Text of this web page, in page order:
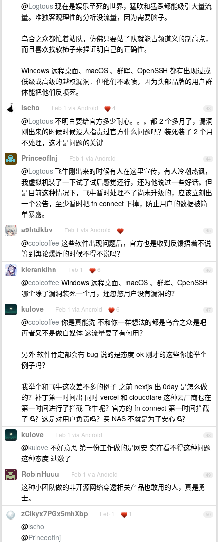
@Logtous 现在是娱乐至死的世界，猛吹和猛踩都能吸引大量流
量。唯独客观理性的分析没流量，因为需要脑子。
乌合之众都忙着站队，仿佛只要站了队就能占领道义的制高点，
而且喜欢找软柿子来捏证明自己的正确性。
Windows 远程桌面、macOS 、群晖、OpenSSH 都有出现过或
低级或高级的越权漏洞，但他们不敢喷，因为头部品牌的用户群
体能把他们反喷死。
43
lscho Feb 1 via Android 4
@Logtous 不明白要给官方多少耐心。。。都 2 个多月了，漏洞
刚出来的时候时候没人指责过官方什么问题吧？装死装了 2 个月
不处理，这才是问题的关键
44
PrinceofInj Feb 1 via Android
@Logtous 飞牛刚出来的时候有人在这里宣传，有人冷嘲热讽，
我虚拟机装了一下试了试后感觉还行，还为他说过一些好话。但
是目前这种情况下，飞牛暂时处理不了尚未升级的，应该立刻出
一个公告，至少暂时把 fn connect 下掉，防止用户的数据被简
单暴露。
45
a9htdkbv Feb 1 via Android 1
@coolcoffee 这些软件出现问题后，官方也是收到反馈捂着不说
等到舆论爆炸的时候不得不说吗？
46
kierankihn Feb 1 6
@coolcoffee Windows 远程桌面、macOS 、群晖、OpenSSH
哪个除了漏洞装死一个月，还忽悠用户没有漏洞的？
47
kulove Feb 1 via Android 6
@coolcoffee 你是真能洗 不和你一样想法的都是乌合之众是吧
再者又不是做自媒体 这流量要了有何用？
另外 软件肯定都会有 bug 说的是态度 ok 刚才的这些你能举个
例子吗？
我举个和飞牛这次差不多的例子 之前 nextjs 出 0day 是怎么做
的？补丁第一时间出 同时 vercel 和 clouddlare 这种云厂商也在
第一时间进行了拦截 飞牛呢？官方的 fn connect 第一时间拦截
了吗？这是对用户负责吗？买 NAS 不就是为了安心吗？
48
kulove Feb 1 via Android
@kulove 不好意思 第一份工作做的是网安 实在看不得这种问题
这种态度 过激了
49
RobinHuuu Feb 1 via Android
这种小团队做的非开源网络穿透相关产品也敢用的人，真是勇
士。
50
zCikyx7PGx5mhXbp Feb 1 1
@lscho
@PrinceofInj